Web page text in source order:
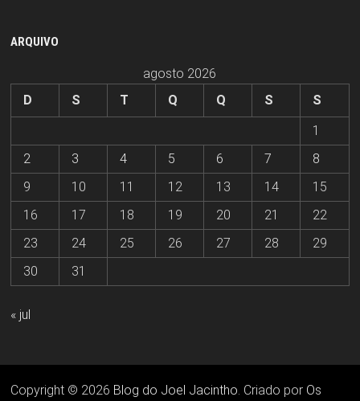
ARQUIVO
agosto 2026
D
S T Q Q S
S
1
2
3 4 5 6 7
8
9
10 11 12 13 14
15
16
17 18 19 20 21
22
23
24 25 26 27 28
29
30
31
« jul
Copyright © 2026 Blog do Joel Jacintho. Criado por Os